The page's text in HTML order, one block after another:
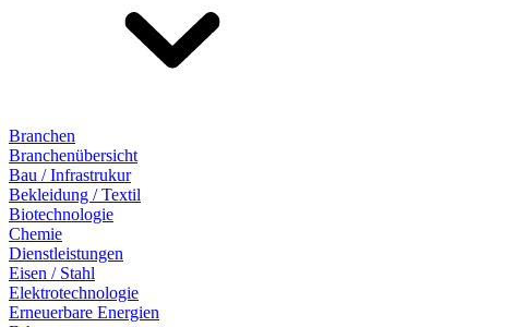
Branchen
Branchenübersicht
Bau / Infrastrukur
Bekleidung / Textil
Biotechnologie
Chemie
Dienstleistungen
Eisen / Stahl
Elektrotechnologie
Erneuerbare Energien